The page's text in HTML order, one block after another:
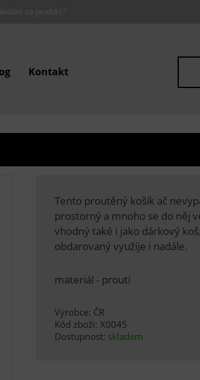
Kontakt
Tento proutěný košík ač
prostorný a mnoho se do něj
vhodný také i jako dárkový
obdarovaný využije i nadále.
materiál - proutí
Výrobce: ČR
Kód zboží: X0045
Dostupnost: skladem